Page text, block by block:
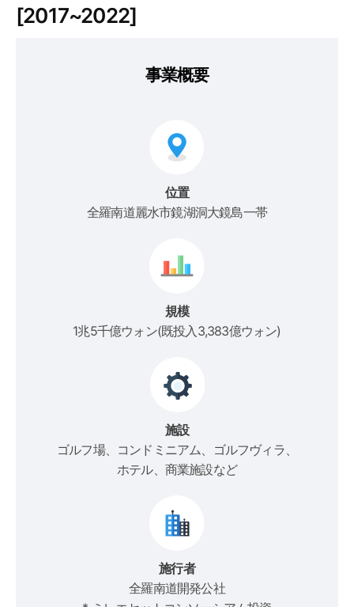
[2017~2022]
事業概要
位置
全羅南道麗水市鏡湖洞大鏡島一帯
規模
1兆5千億ウォン(既投入3,383億ウォン)
施設
ゴルフ場、コンドミニアム、ゴルフヴィラ、
ホテル、商業施設など
施行者
全羅南道開発公社